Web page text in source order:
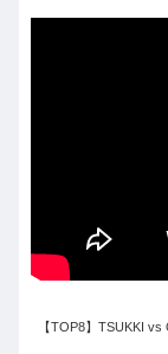
【TOP8】TSUKKI vs